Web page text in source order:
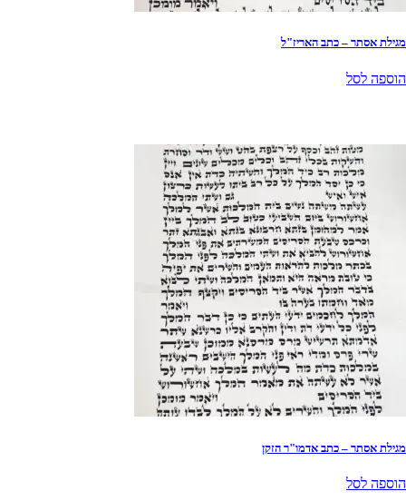
מגילת אסתר – כתב האריז"ל
הוספה לסל
מגילת אסתר – כתב אדמו"ר הזקן
הוספה לסל